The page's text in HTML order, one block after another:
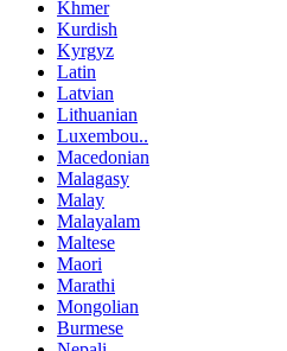
Khmer
Kurdish
Kyrgyz
Latin
Latvian
Lithuanian
Luxembou..
Macedonian
Malagasy
Malay
Malayalam
Maltese
Maori
Marathi
Mongolian
Burmese